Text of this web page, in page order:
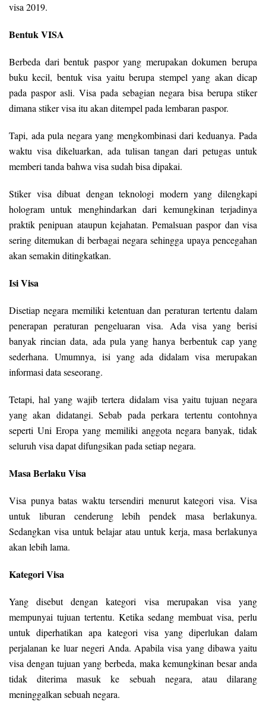
visa 2019.
Bentuk VISA
Berbeda dari bentuk paspor yang merupakan dokumen berupa
buku kecil, bentuk visa yaitu berupa stempel yang akan dicap
pada paspor asli. Visa pada sebagian negara bisa berupa stiker
dimana stiker visa itu akan ditempel pada lembaran paspor.
Tapi, ada pula negara yang mengkombinasi dari keduanya. Pada
waktu visa dikeluarkan, ada tulisan tangan dari petugas untuk
memberi tanda bahwa visa sudah bisa dipakai.
Stiker visa dibuat dengan teknologi modern yang dilengkapi
hologram untuk menghindarkan dari kemungkinan terjadinya
praktik penipuan ataupun kejahatan. Pemalsuan paspor dan visa
sering ditemukan di berbagai negara sehingga upaya pencegahan
akan semakin ditingkatkan.
Isi Visa
Disetiap negara memiliki ketentuan dan peraturan tertentu dalam
penerapan peraturan pengeluaran visa. Ada visa yang berisi
banyak rincian data, ada pula yang hanya berbentuk cap yang
sederhana. Umumnya, isi yang ada didalam visa merupakan
informasi data seseorang.
Tetapi, hal yang wajib tertera didalam visa yaitu tujuan negara
yang akan didatangi. Sebab pada perkara tertentu contohnya
seperti Uni Eropa yang memiliki anggota negara banyak, tidak
seluruh visa dapat difungsikan pada setiap negara.
Masa Berlaku Visa
Visa punya batas waktu tersendiri menurut kategori visa. Visa
untuk liburan cenderung lebih pendek masa berlakunya.
Sedangkan visa untuk belajar atau untuk kerja, masa berlakunya
akan lebih lama.
Kategori Visa
Yang disebut dengan kategori visa merupakan visa yang
mempunyai tujuan tertentu. Ketika sedang membuat visa, perlu
untuk diperhatikan apa kategori visa yang diperlukan dalam
perjalanan ke luar negeri Anda. Apabila visa yang dibawa yaitu
visa dengan tujuan yang berbeda, maka kemungkinan besar anda
tidak diterima masuk ke sebuah negara, atau dilarang
meninggalkan sebuah negara.